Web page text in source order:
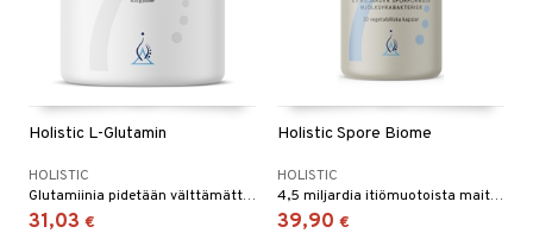
Holistic L-Glutamin
HOLISTIC
Glutamiinia pidetään välttämättömänä elimistön korjaamisessa ja palautumisessa ja se voi auttaa lihaskudoksen uudistumisessa.
31,03 €
Holistic Spore Biome
HOLISTIC
4,5 miljardia itiömuotoista maitohappobakteeria neljästä hyvin tutkitusta kannasta
39,90 €